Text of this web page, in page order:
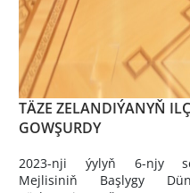
TÄZE ZELANDIÝANYŇ
GOWŞURDY
2023-nji ýylyň 6-njy
Mejlisiniň Başlygy